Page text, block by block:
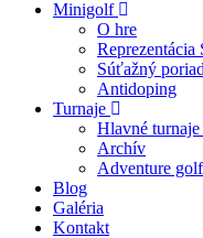
Minigolf
O hre
Reprezentácia
Súťažný
Antidoping
Turnaje
Hlavné
Archív
Adventure golf
Blog
Galéria
Kontakt